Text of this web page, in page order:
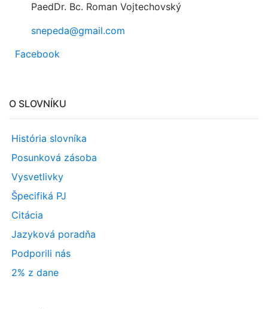
PaedDr. Bc. Roman Vojtechovský
snepeda@gmail.com
Facebook
O SLOVNÍKU
História slovníka
Posunková zásoba
Vysvetlivky
Špecifiká PJ
Citácia
Jazyková poradňa
Podporili nás
2% z dane